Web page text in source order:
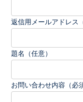
返信用メールアドレス
題名（任意）
お問い合わせ内容（必